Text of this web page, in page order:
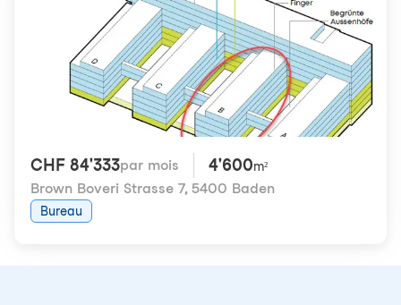
CHF 84'333par mois 4'600m²
Brown Boveri Strasse 7, 5400 Baden
Bureau